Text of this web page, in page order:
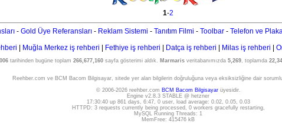
1-2
- Gold Üye Referansları - Reklam Sistemi - Tanıtım Filmi - Toolbar - Telefon ve
Muğla Merkez iş rehberi Fethiye iş rehberi Datça iş rehberi Milas iş rehberi
tarihinden bugüne toplam 266,677,160sayfa gösterimi aldık. Marmarisveritabanımızda 5,269, toplamda
Reehber.com ve BCM Bacom Bilgisayar, sitede yer alan bilgilerin doğruluğuna veya eksiksizliğine dair
© 2006-2026 reehber.com BCM Bacom Bilgisayarüyesidir.
Engine v2.8.3 STABLE @ hetzner
17:30:40 up 861 days, 6:47, 0 user, load average: 0.02, 0.05, 0.03
HTTPD: 3 requests currently being processed, 0 workers gracefully restarting,
MySQL Running Threads: 1
MemFree: 415476 kB